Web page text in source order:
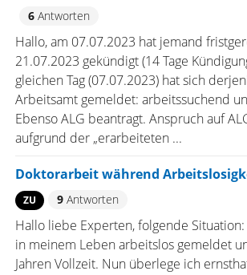
6Antworten
Hallo, am 07.07.2023 hat jemand
21.07.2023 gekündigt (14 Tage
gleichen Tag (07.07.2023) hat sich
Arbeitsamt gemeldet: arbeitssuchend
Ebenso ALG beantragt. Anspruch auf
aufgrund der „erarbeiteten ...
Doktorarbeit während
ZU 9Antworten
Hallo liebe Experten, folgende
in meinem Leben arbeitslos gemeldet
Jahren Vollzeit. Nun überlege ich